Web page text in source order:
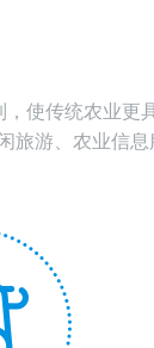
使传统农业更
旅游、农业信息